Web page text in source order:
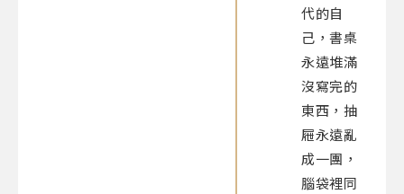
代的自
己，書桌
永遠堆滿
沒寫完的
東西，抽
屜永遠亂
成一團，
腦袋裡同